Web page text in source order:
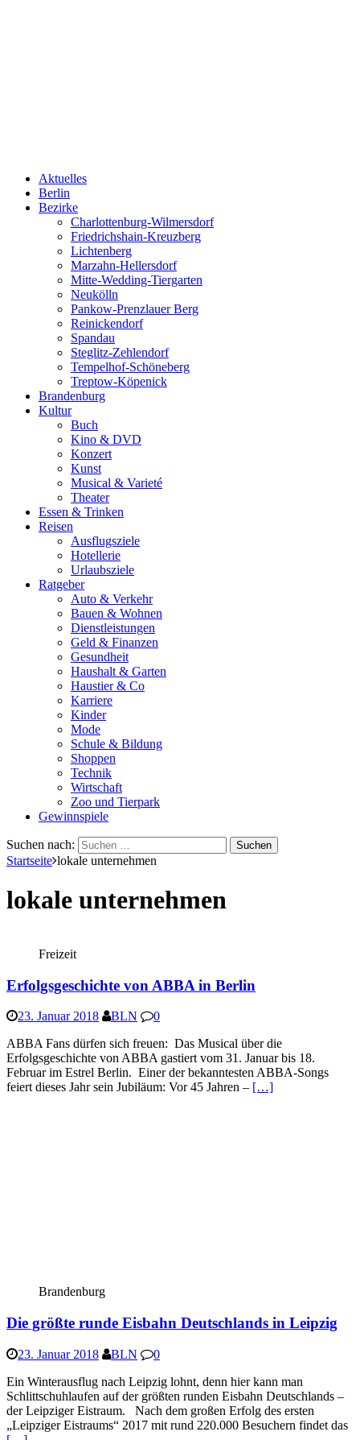
Aktuelles
Berlin
Bezirke
Charlottenburg-Wilmersdorf
Friedrichshain-Kreuzberg
Lichtenberg
Marzahn-Hellersdorf
Mitte-Wedding-Tiergarten
Neukölln
Pankow-Prenzlauer Berg
Reinickendorf
Spandau
Steglitz-Zehlendorf
Tempelhof-Schöneberg
Treptow-Köpenick
Brandenburg
Kultur
Buch
Kino & DVD
Konzert
Kunst
Musical & Varieté
Theater
Essen & Trinken
Reisen
Ausflugsziele
Hotellerie
Urlaubsziele
Ratgeber
Auto & Verkehr
Bauen & Wohnen
Dienstleistungen
Geld & Finanzen
Gesundheit
Haushalt & Garten
Haustier & Co
Karriere
Kinder
Mode
Schule & Bildung
Shoppen
Technik
Wirtschaft
Zoo und Tierpark
Gewinnspiele
Suchen nach:
Startseite lokale unternehmen
lokale unternehmen
Freizeit
Erfolgsgeschichte von ABBA in Berlin
23. Januar 2018 BLN
0
ABBA Fans dürfen sich freuen: Das Musical über die
Erfolgsgeschichte von ABBA gastiert vom 31. Januar bis 18.
Februar im Estrel Berlin. Einer der bekanntesten ABBA-Songs
feiert dieses Jahr sein Jubiläum: Vor 45 Jahren – […]
Brandenburg
Die größte runde Eisbahn Deutschlands in Leipzig
23. Januar 2018 BLN
0
Ein Winterausflug nach Leipzig lohnt, denn hier kann man
Schlittschuhlaufen auf der größten runden Eisbahn Deutschlands –
der Leipziger Eistraum. Nach dem großen Erfolg des ersten
„Leipziger Eistraums“ 2017 mit rund 220.000 Besuchern findet das